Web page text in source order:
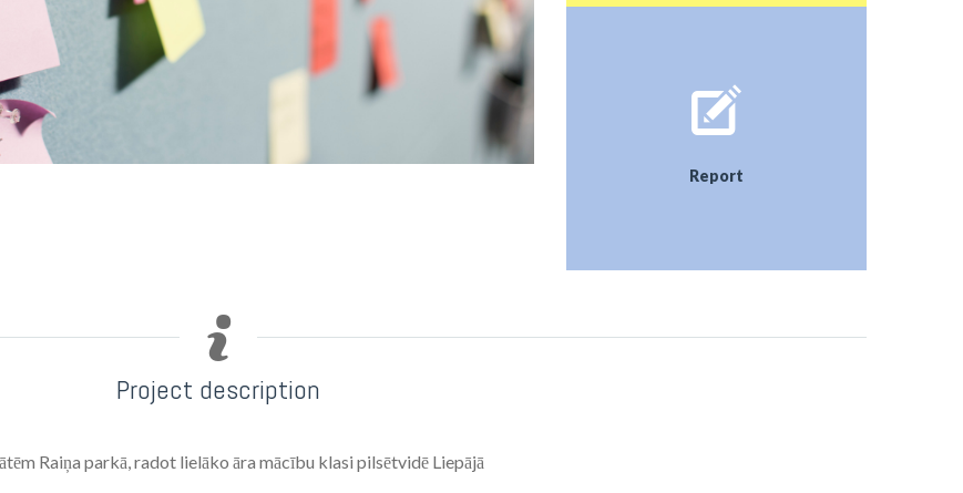
Apzināt nepieciešamos resursus mācību takas
čemodānam
Report
Project description
Raiņa parkā, radot lielāko āra mācību klasi pilsētvidē Liepājā